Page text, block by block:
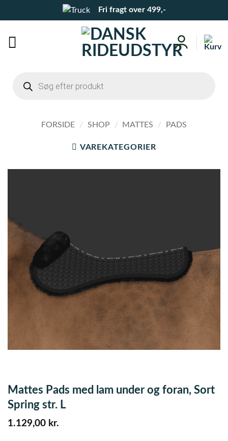
Fri fragt over 499,-
search
FORSIDE / SHOP / MATTES / PADS
VAREKATEGORIER
Mattes Pads med lam under og foran, Sort
Spring str. L
1.129,00 kr.